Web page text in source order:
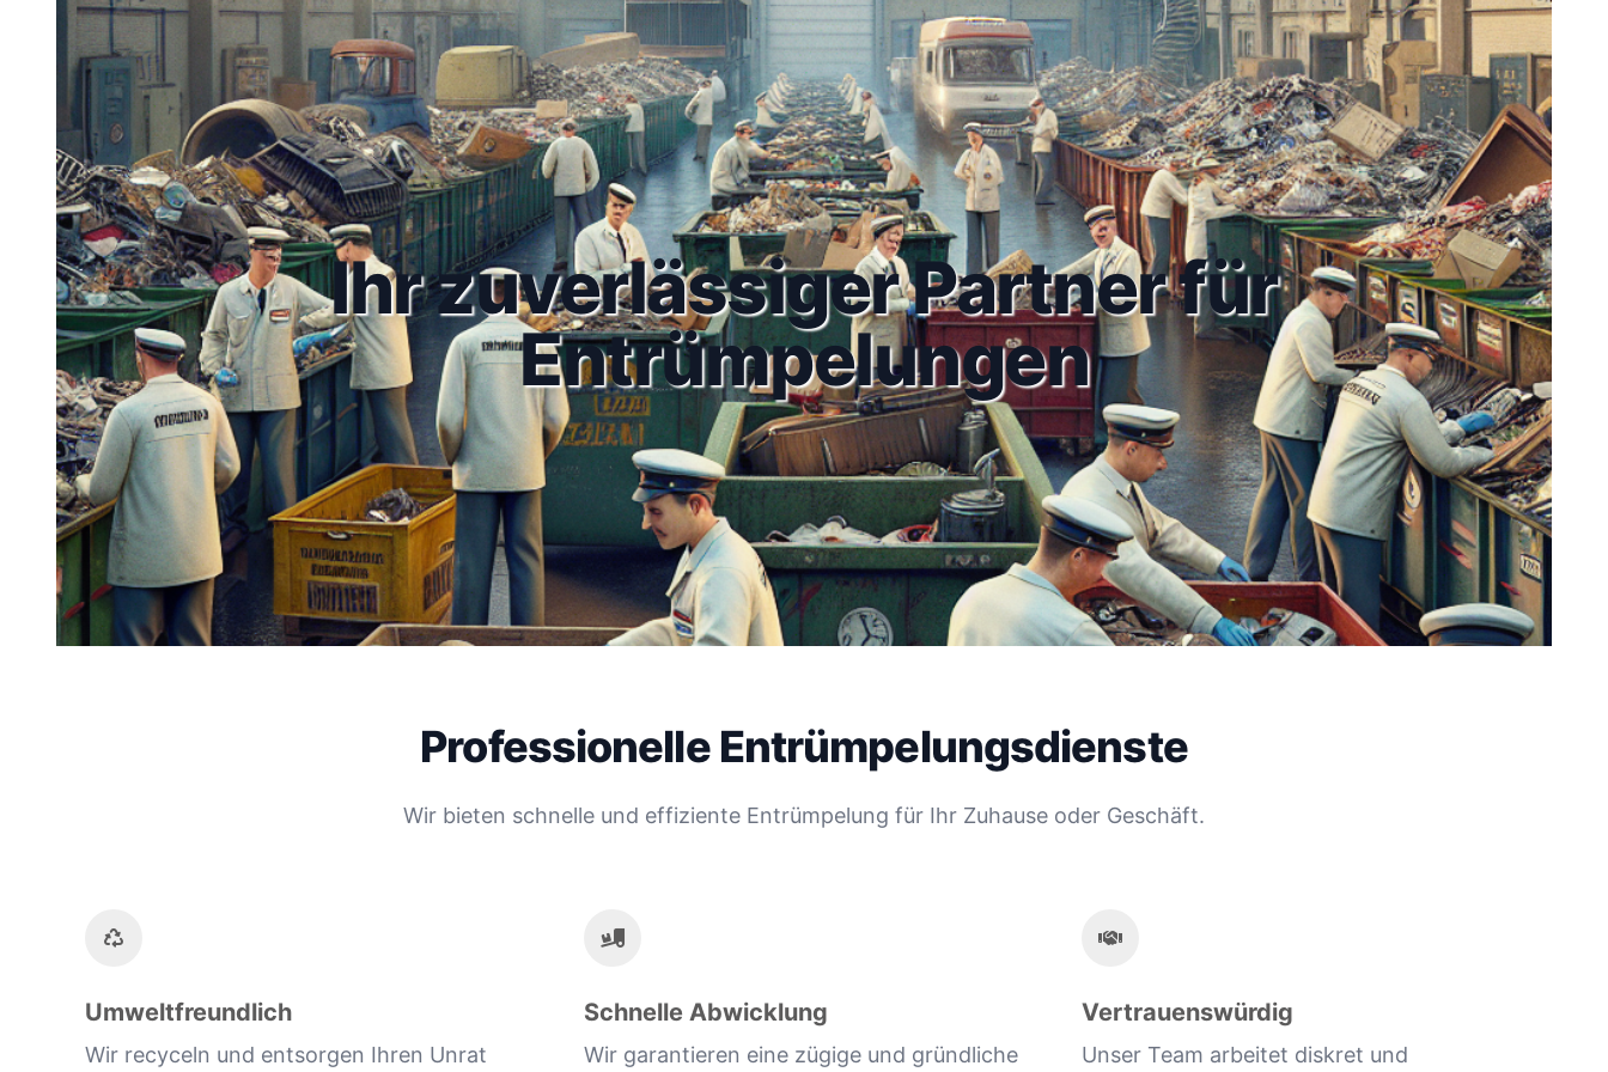
Ihr zuverlässiger Partner für
Entrümpelungen
Professionelle Entrümpelungsdienste
Wir bieten schnelle und effiziente Entrümpelung für Ihr Zuhause oder Geschäft.
Umweltfreundlich
Wir recyceln und entsorgen Ihren Unrat
Schnelle Abwicklung
Wir garantieren eine zügige und gründliche
Vertrauenswürdig
Unser Team arbeitet diskret und